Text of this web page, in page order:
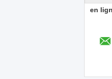
en